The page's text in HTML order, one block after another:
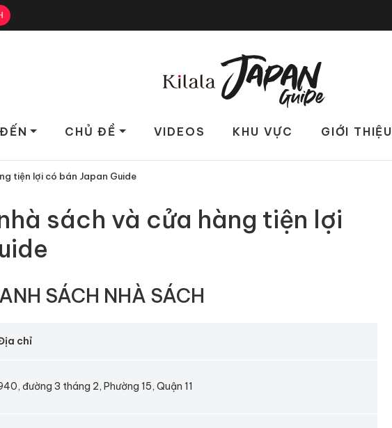
CHỦ ĐỀ VIDEOS KHU VỰC GIỚI THIỆU
tiện lợi có bán Japan Guide
sách và cửa hàng tiện lợi
SÁCH NHÀ SÁCH
chỉ
đường 3 tháng 2, Phường 15, Quận 11